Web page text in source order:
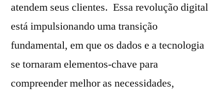
atendem seus clientes. Essa revolução digital
está impulsionando uma transição
fundamental, em que os dados e a tecnologia
se tornaram elementos-chave para
compreender melhor as necessidades,